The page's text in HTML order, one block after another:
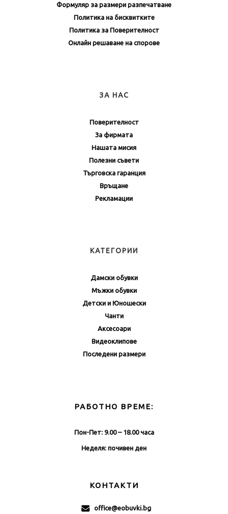
Формуляр за размери разпечатване
Политика на бисквитките
Политика за Поверителност
Онлайн решаване на спорове
ЗА НАС
Поверителност
За фирмата
Нашата мисия
Полезни съвети
Търговска гаранция
Връщане
Рекламации
КАТЕГОРИИ
Дамски обувки
Мъжки обувки
Детски и Юношески
Чанти
Аксесоари
Видеоклипове
Последени размери
РАБОТНО ВРЕМЕ:
Пон-Пет: 9.00 – 18.00 часа
Неделя: почивен ден
КОНТАКТИ
office@eobuvki.bg